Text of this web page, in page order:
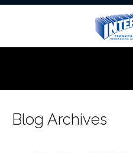
Blog Archives